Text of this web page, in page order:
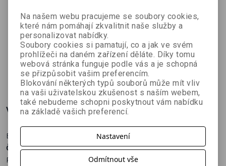
Kulomety
na bojišti
Jiří
Veřmiřovský
152 Kč 169 Kč
Španělská
občanská
válka 1936-
1939
kolektiv autorů
152 Kč 169 Kč
Britští
skolektiv autorů
Více o knize
Branná moc první republiky ve fotografii.
ČSR? Jaká byla jejich výzbroj, výstroj a každodenní služba?
Publikace přehledně a detailně ukazuje organizační strukturu,
Na našem webu pracujeme se soubory cookies,
které nám pomáhají zkvalitnit naše služby a
personalizovat nabídky.
Soubory cookies si pamatují, co a jak ve svém
prohlížeči na daném zařízení děláte. Díky tomu
webová stránka funguje podle vás a je schopná
se přizpůsobit vašim preferencím.
Blokování některých typů souborů může mít vliv
na vaši uživatelskou zkušenost s naším webem,
také nebudeme schopni poskytnout vám nabídku
na základě vašich preferencí.
Nastavení
Odmítnout vše